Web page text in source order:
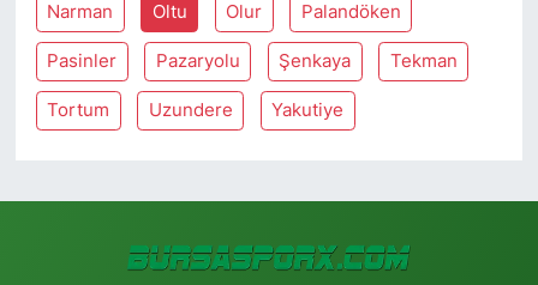
Narman Oltu Olur Palandöken
Pasinler Pazaryolu Şenkaya Tekman
Tortum Uzundere Yakutiye